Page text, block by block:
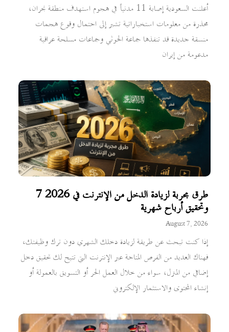
أعلنت السعودية إصابة 11 مدنياً في هجوم استهدف منطقة نجران،
محذرة من معلومات استخباراتية تشير إلى احتمال وقوع هجمات
منسقة جديدة قد تنفذها جماعة الحوثي وجماعات مسلحة عراقية
مدعومة من إيران
7 طرق مجربة لزيادة الدخل من الإنترنت في 2026
وتحقيق أرباح شهرية
August 7, 2026
إذا كنت تبحث عن طريقة لزيادة دخلك الشهري دون ترك وظيفتك،
فهناك العديد من الفرص المتاحة عبر الإنترنت التي تتيح لك تحقيق دخل
إضافي من المنزل، سواء من خلال العمل الحر أو التسويق بالعمولة أو
إنشاء المحتوى والاستثمار الإلكتروني